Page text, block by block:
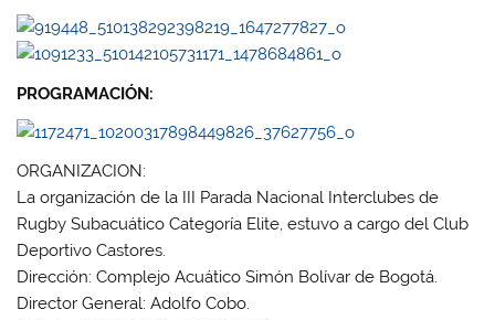
PROGRAMACIÓN:
ORGANIZACION:
La organización de la III Parada Nacional Interclubes de
Rugby Subacuático Categoría Elite, estuvo a cargo del Club
Deportivo Castores.
Dirección: Complejo Acuático Simón Bolívar de Bogotá.
Director General: Adolfo Cobo.